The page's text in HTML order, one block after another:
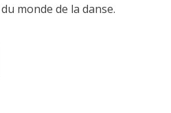
monde de la danse.